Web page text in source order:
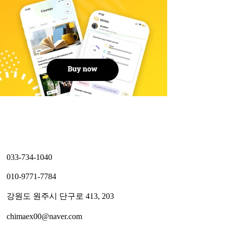
033-734-1040
010-9771-7784
강원도 원주시 단구로 413, 203
chimaex00@naver.com